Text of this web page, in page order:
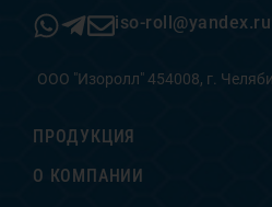
iso-roll@yandex.ru
ООО "Изоролл" 454008, г.
ПРОДУКЦИЯ
О КОМПАНИИ